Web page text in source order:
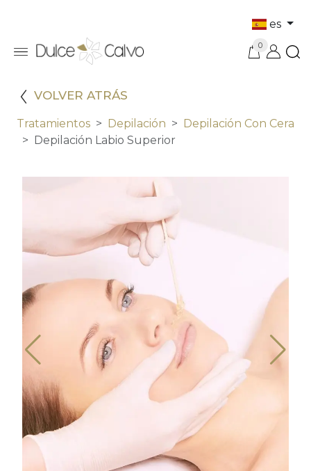
es
0
VOLVER ATRÁS
Tratamientos Depilación
Depilación Con Cera
Depilación Labio Superior